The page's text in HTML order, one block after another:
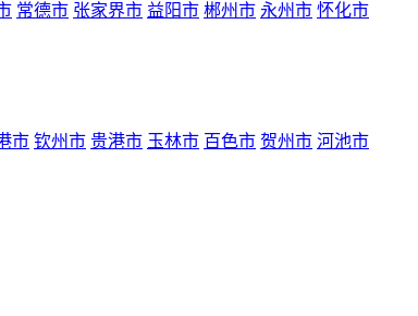
常德市 张家界市 益阳市 郴州市 永州市 怀化市
市 钦州市 贵港市 玉林市 百色市 贺州市 河池市